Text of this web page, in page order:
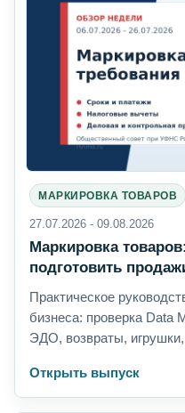
МАРКИРОВКА ТОВАРОВ
27.07.2026 - 09.08.2026
Маркировка
подготовить
Практическое
бизнеса: проверка Data
ЭДО, возвраты,
Открыть выпуск